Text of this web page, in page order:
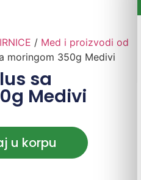
/ Med i proizvodi od
moringom 350g Medivi
sa
Medivi
u korpu